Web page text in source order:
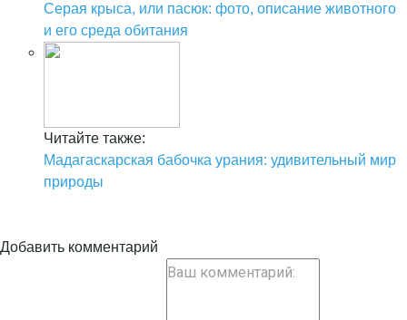
Серая крыса, или пасюк: фото, описание животного
и его среда обитания
Читайте также:
Мадагаскарская бабочка урания: удивительный мир
природы
Добавить комментарий